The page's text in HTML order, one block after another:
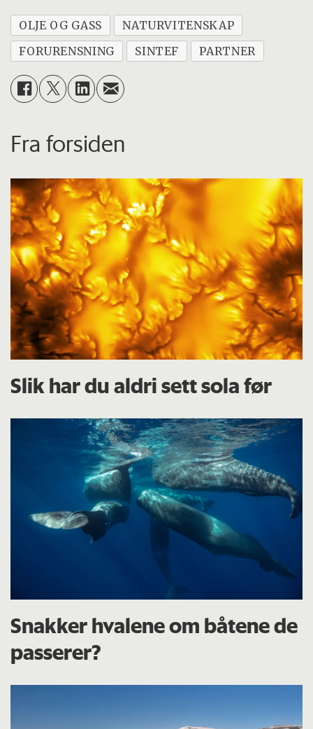
OLJE OG GASS
NATURVITENSKAP
FORURENSNING
SINTEF PARTNER
Fra forsiden
Slik har du aldri sett sola før
Snakker hvalene om båtene de
passerer?